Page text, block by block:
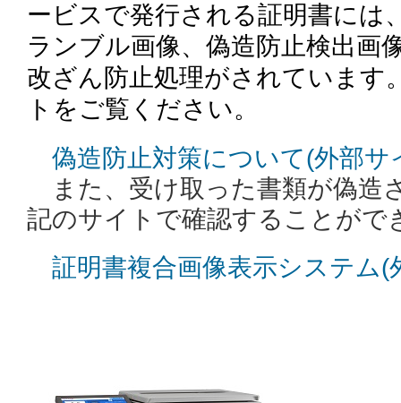
ービスで発行される証明書には
ランブル画像、偽造防止検出画
改ざん防止処理がされています
トをご覧ください。
偽造防止対策について(外部サ
また、受け取った書類が偽造
記のサイトで確認することがで
証明書複合画像表示システム(